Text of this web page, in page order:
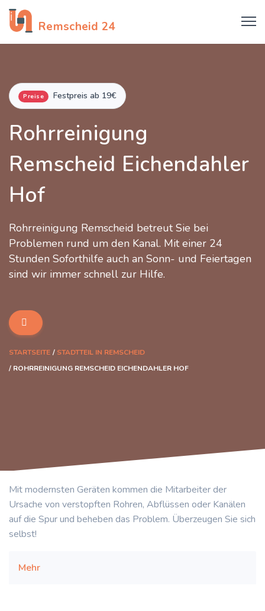
Remscheid 24
Preise Festpreis ab 19€
Rohrreinigung
Remscheid Eichendahler
Hof
Rohrreinigung Remscheid betreut Sie bei
Problemen rund um den Kanal. Mit einer 24
Stunden Soforthilfe auch an Sonn- und Feiertagen
sind wir immer schnell zur Hilfe.
STARTSEITE
STADTTEIL IN REMSCHEID
ROHRREINIGUNG REMSCHEID EICHENDAHLER HOF
Mit modernsten Geräten kommen die Mitarbeiter der
Ursache von verstopften Rohren, Abflüssen oder Kanälen
auf die Spur und beheben das Problem. Überzeugen Sie sich
selbst!
Mehr